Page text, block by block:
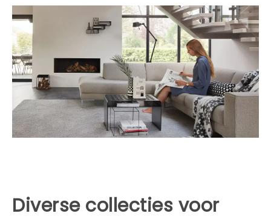
Diverse collecties voor